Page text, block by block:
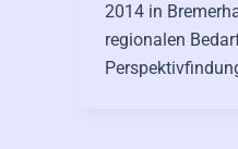
2014 in
regionalen